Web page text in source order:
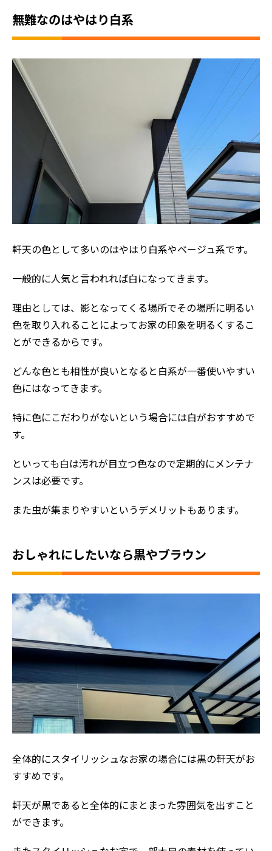
無難なのはやはり白系
軒天の色として多いのはやはり白系やベージュ系です。
一般的に人気と言われれば白になってきます。
理由としては、影となってくる場所でその場所に明るい
色を取り入れることによってお家の印象を明るくするこ
とができるからです。
どんな色とも相性が良いとなると白系が一番使いやすい
色にはなってきます。
特に色にこだわりがないという場合には白がおすすめで
す。
といっても白は汚れが目立つ色なので定期的にメンテナ
ンスは必要です。
また虫が集まりやすいというデメリットもあります。
おしゃれにしたいなら黒やブラウン
全体的にスタイリッシュなお家の場合には黒の軒天がお
すすめです。
軒天が黒であると全体的にまとまった雰囲気を出すこと
ができます。